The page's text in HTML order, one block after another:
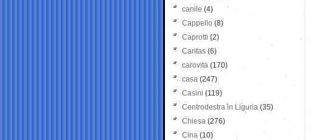
canile (4)
Cappello (8)
Caprotti (2)
Caritas (6)
carovita (170)
casa (247)
Casini (119)
Centrodestra in Liguria (35)
Chiesa (276)
Cina (10)